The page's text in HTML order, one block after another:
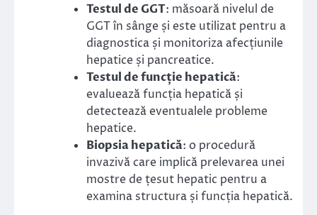
Testul de GGT: măsoară nivelul de
GGT în sânge și este utilizat pentru a
diagnostica și monitoriza afecțiunile
hepatice și pancreatice.
Testul de funcție hepatică:
evaluează funcția hepatică și
detectează eventualele probleme
hepatice.
Biopsia hepatică: o procedură
invazivă care implică prelevarea unei
mostre de țesut hepatic pentru a
examina structura și funcția hepatică.